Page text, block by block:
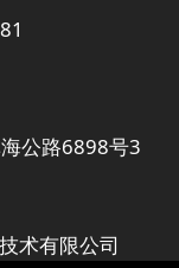
公路6898号3
术有限公司